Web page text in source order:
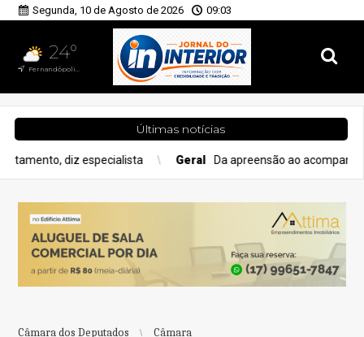
Segunda, 10 de Agosto de 2026 09:03
24°
Fernandópolis, SP
Últimas notícias
Geral Da apreensão ao acompanhamento: veja
Câmara dos Deputados Câmara